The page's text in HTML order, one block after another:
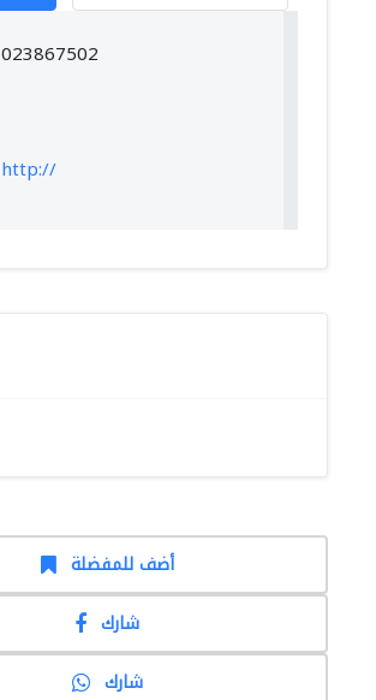
023867502
http://
أضف للمفضلة
شارك
شارك